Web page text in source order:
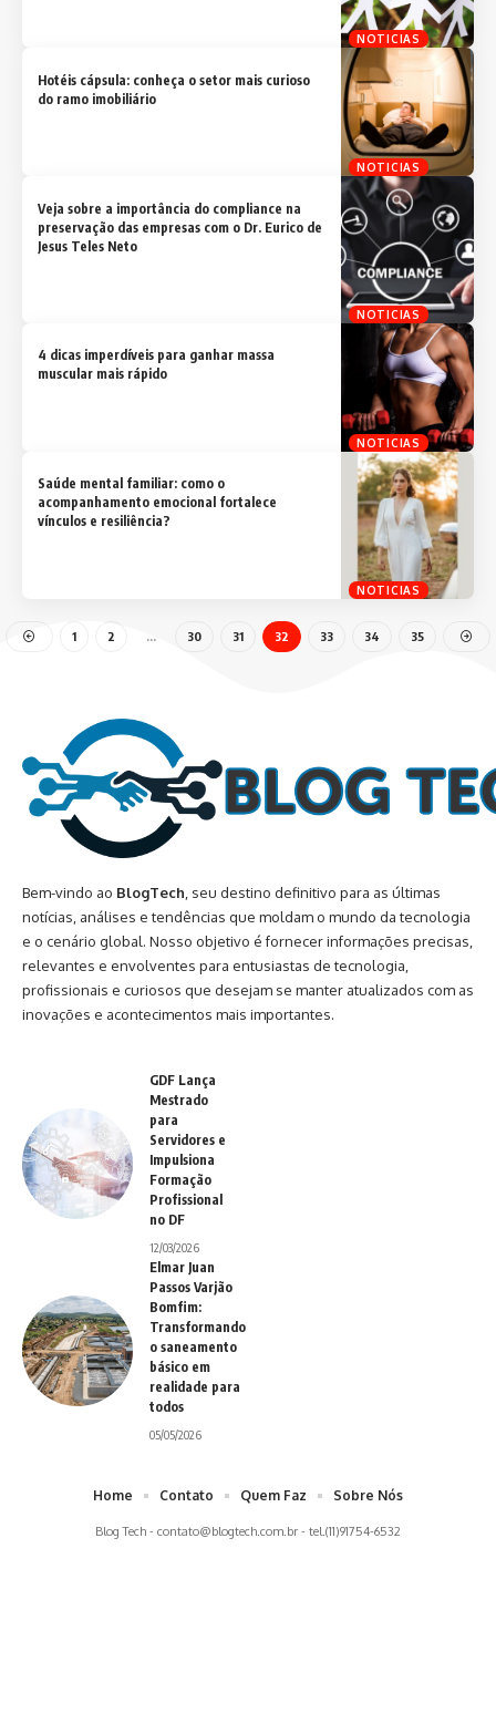
NOTICIAS
NOTICIAS
Hotéis cápsula: conheça o setor mais curioso
do ramo imobiliário
NOTICIAS
Veja sobre a importância do compliance na
preservação das empresas com o Dr. Eurico de
Jesus Teles Neto
NOTICIAS
4 dicas imperdíveis para ganhar massa
muscular mais rápido
NOTICIAS
Saúde mental familiar: como o
acompanhamento emocional fortalece
vínculos e resiliência?
1 2 … 30 31 32 33 34 35
Bem-vindo ao BlogTech , seu destino definitivo para as últimas
notícias, análises e tendências que moldam o mundo da tecnologia
e o cenário global. Nosso objetivo é fornecer informações precisas,
relevantes e envolventes para entusiastas de tecnologia,
profissionais e curiosos que desejam se manter atualizados com as
inovações e acontecimentos mais importantes.
GDF Lança
Mestrado
para
Servidores e
Impulsiona
Formação
Profissional
no DF
12/03/2026
Elmar Juan
Passos Varjão
Bomfim:
Transformando
o saneamento
básico em
realidade para
todos
05/05/2026
Blog Tech - contato@blogtech.com.br - tel.(11)91754-6532
Home Contato Quem Faz Sobre Nós